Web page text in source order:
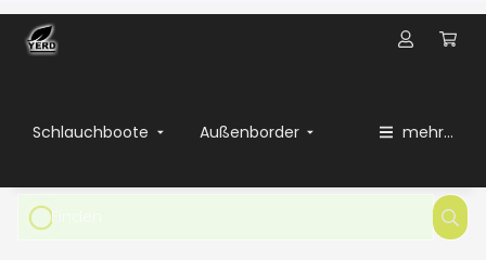
Schlauchboote Außenborder mehr...